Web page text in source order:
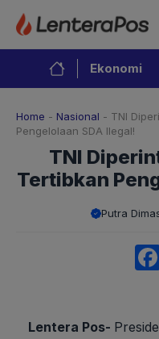
Langsung
isi
Ekonomi
Home - Nasional - TNI
Pengelolaan SDA Ilegal!
TNI
Tertibkan
Putra
Lentera Pos-